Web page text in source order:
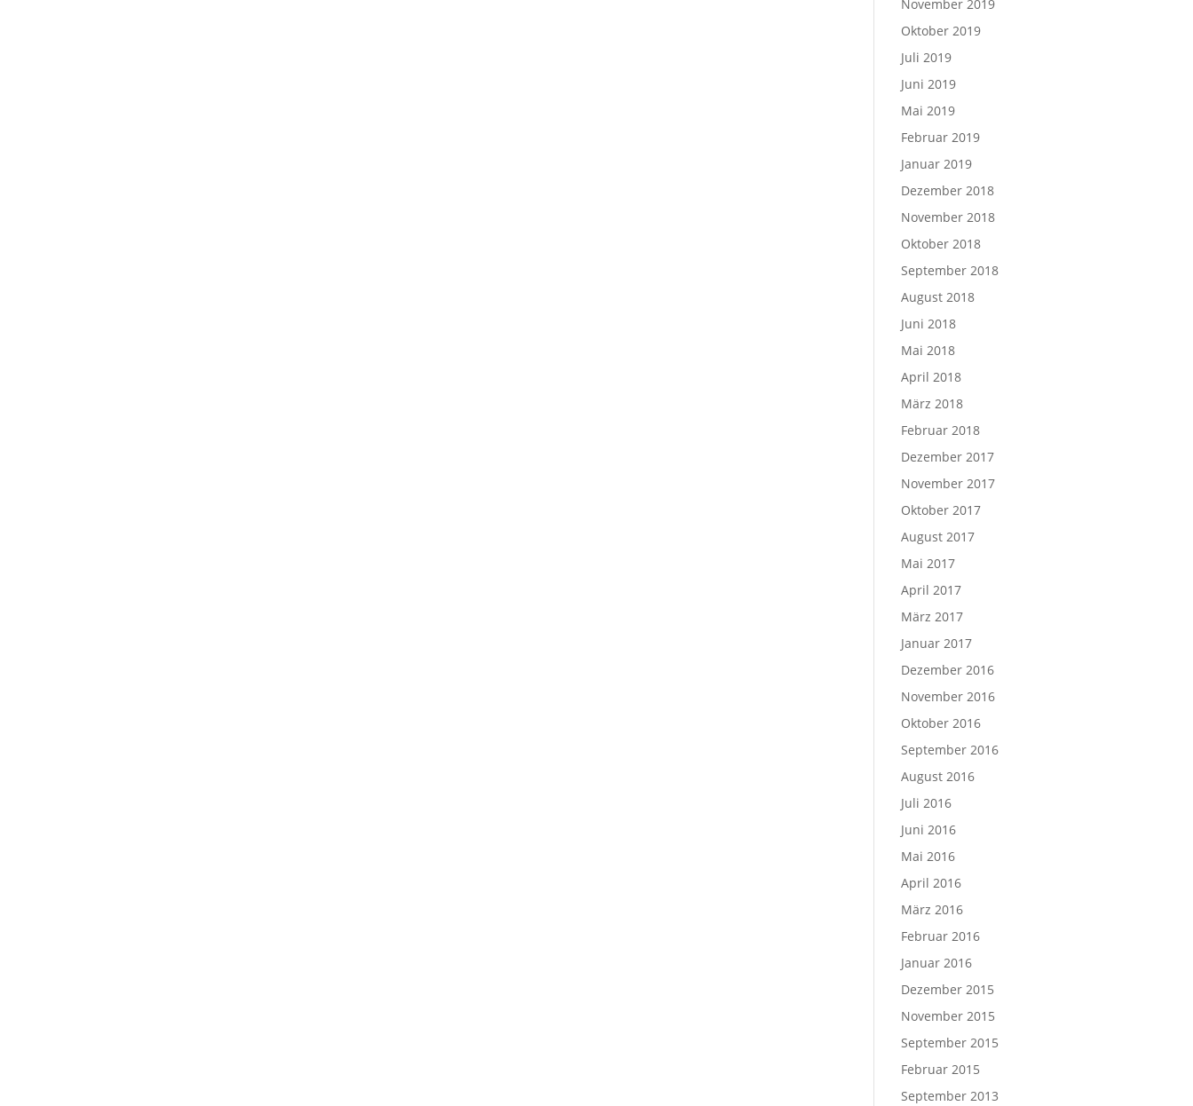
November 2019
Oktober 2019
Juli 2019
Juni 2019
Mai 2019
Februar 2019
Januar 2019
Dezember 2018
November 2018
Oktober 2018
September 2018
August 2018
Juni 2018
Mai 2018
April 2018
März 2018
Februar 2018
Dezember 2017
November 2017
Oktober 2017
August 2017
Mai 2017
April 2017
März 2017
Januar 2017
Dezember 2016
November 2016
Oktober 2016
September 2016
August 2016
Juli 2016
Juni 2016
Mai 2016
April 2016
März 2016
Februar 2016
Januar 2016
Dezember 2015
November 2015
September 2015
Februar 2015
September 2013